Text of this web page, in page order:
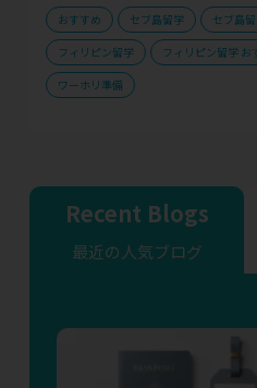
おすすめ セブ島留学
セブ島
フィリピン留学
フィリピン留学 お
ワーホリ準備
Recent Blogs
最近の人気ブログ